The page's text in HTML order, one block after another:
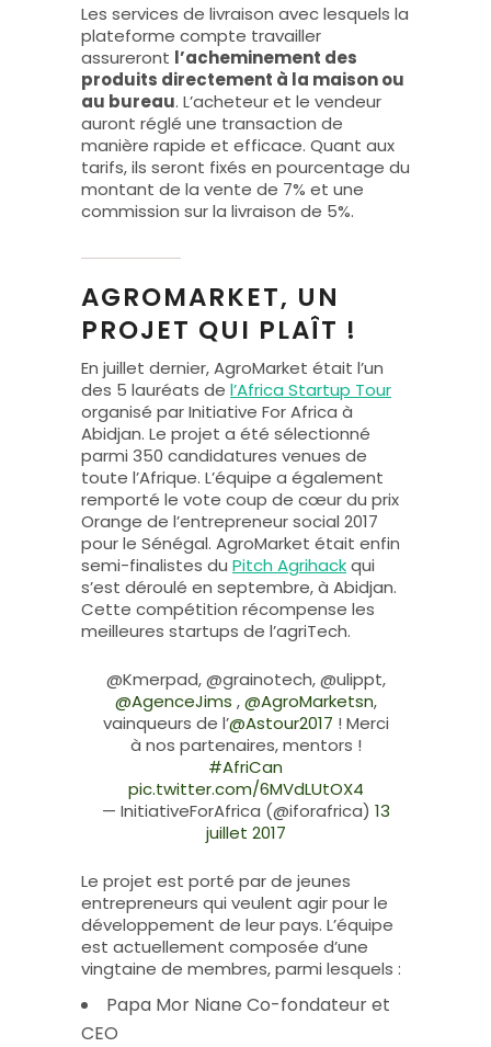
Les services de livraison avec lesquels la
plateforme compte travailler
assureront l’acheminement des
produits directement à la maison ou
au bureau. L’acheteur et le vendeur
auront réglé une transaction de
manière rapide et efficace. Quant aux
tarifs, ils seront fixés en pourcentage du
montant de la vente de 7% et une
commission sur la livraison de 5%.
AGROMARKET, UN
PROJET QUI PLAÎT !
En juillet dernier, AgroMarket était l’un
des 5 lauréats de l’Africa Startup Tour
organisé par Initiative For Africa à
Abidjan. Le projet a été sélectionné
parmi 350 candidatures venues de
toute l’Afrique. L’équipe a également
remporté le vote coup de cœur du prix
Orange de l’entrepreneur social 2017
pour le Sénégal. AgroMarket était enfin
semi-finalistes du Pitch Agrihackqui
s’est déroulé en septembre, à Abidjan.
Cette compétition récompense les
meilleures startups de l’agriTech.
@Kmerpad, @grainotech, @ulippt,
@AgenceJims ,@AgroMarketsn,
vainqueurs de l’@Astour2017 ! Merci
à nos partenaires, mentors !
#AfriCan
pic.twitter.com/6MVdLUtOX4
— InitiativeForAfrica (@iforafrica) 13
juillet 2017
Le projet est porté par de jeunes
entrepreneurs qui veulent agir pour le
développement de leur pays. L’équipe
est actuellement composée d’une
vingtaine de membres, parmi lesquels :
Papa Mor Niane Co-fondateur et
CEO